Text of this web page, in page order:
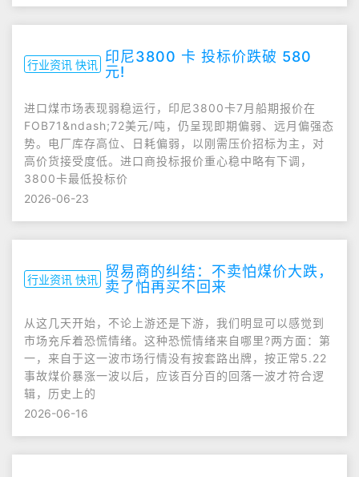
行业资讯 快讯 印尼3800 卡 投标价跌破 580
元!
进口煤市场表现弱稳运行，印尼3800卡7月船期报价在
FOB71&ndash;72美元/吨，仍呈现即期偏弱、远月偏强态
势。电厂库存高位、日耗偏弱，以刚需压价招标为主，对
高价货接受度低。进口商投标报价重心稳中略有下调，
3800卡最低投标价
2026-06-23
行业资讯 快讯
贸易商的纠结：不卖怕煤价大跌，
卖了怕再买不回来
从这几天开始，不论上游还是下游，我们明显可以感觉到
市场充斥着恐慌情绪。这种恐慌情绪来自哪里?两方面：第
一，来自于这一波市场行情没有按套路出牌，按正常5.22
事故煤价暴涨一波以后，应该百分百的回落一波才符合逻
辑，历史上的
2026-06-16